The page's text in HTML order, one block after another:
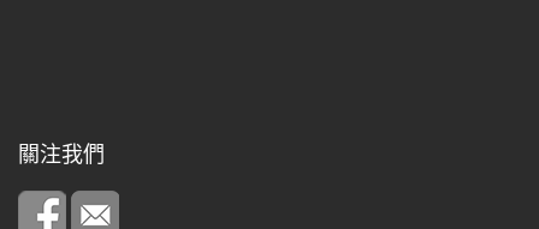
關注我們